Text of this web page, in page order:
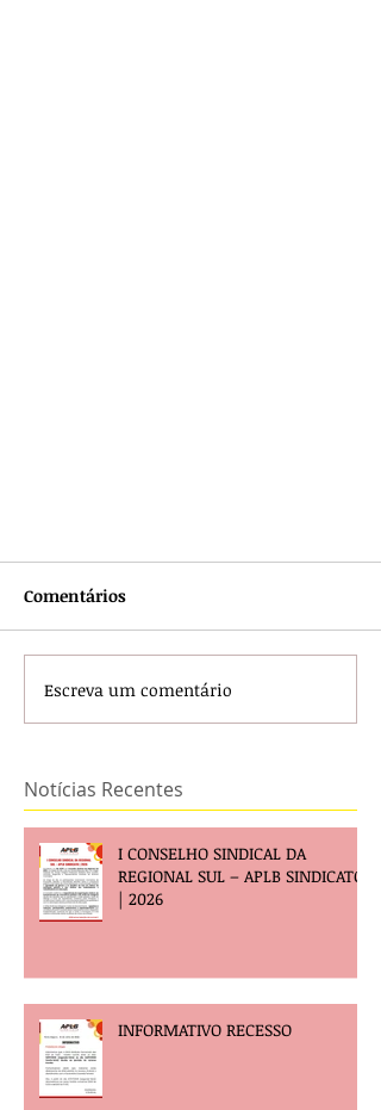
Comentários
Escreva um comentário
Notícias Recentes
I CONSELHO SINDICAL DA
REGIONAL SUL – APLB SINDICATO
| 2026
INFORMATIVO RECESSO